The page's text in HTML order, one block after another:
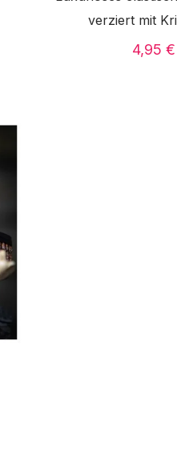
verziert mit
4,95€